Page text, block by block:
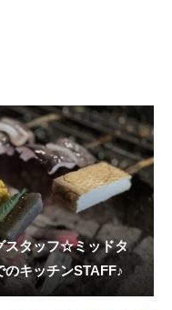
スタッフ☆ミッドタ
キッチンSTAFF♪